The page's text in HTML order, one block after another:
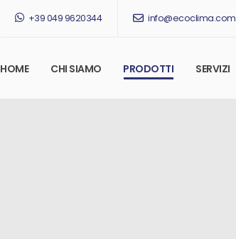
+39 049 9620344 info@ecoclima.com
HOME CHI SIAMO PRODOTTI SERVIZI